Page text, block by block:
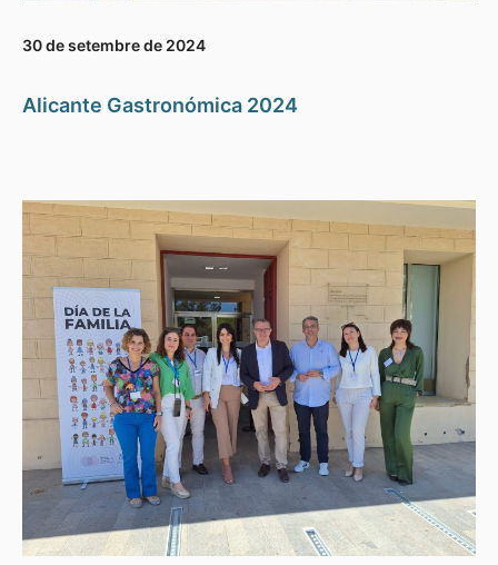
30 de setembre de 2024
Alicante Gastronómica 2024